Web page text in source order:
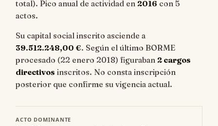
total). Pico anual de actividad en 2016 con 5
actos.
Su capital social inscrito asciende a
39.512.248,00 €. Según el último BORME
procesado (22 enero 2018) figuraban 2 cargos
directivos inscritos. No consta inscripción
posterior que confirme su vigencia actual.
ACTO DOMINANTE